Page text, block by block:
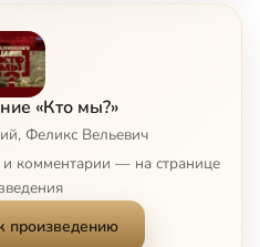
«Кто мы?»
Феликс Вельевич
комментарии — на странице
произведению